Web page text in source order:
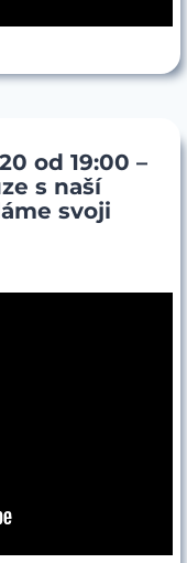
od 19:00 –
s naší
svoji